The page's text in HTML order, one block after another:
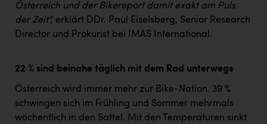
Österreich und der Bikereport damit exakt am Puls
der Zeit“, erklärt DDr. Paul Eiselsberg, Senior Research
Director und Prokurist bei IMAS International.
22 % sind beinahe täglich mit dem Rad unterwegs
Österreich wird immer mehr zur Bike-Nation. 39 %
schwingen sich im Frühling und Sommer mehrmals
wöchentlich in den Sattel. Mit den Temperaturen sinkt